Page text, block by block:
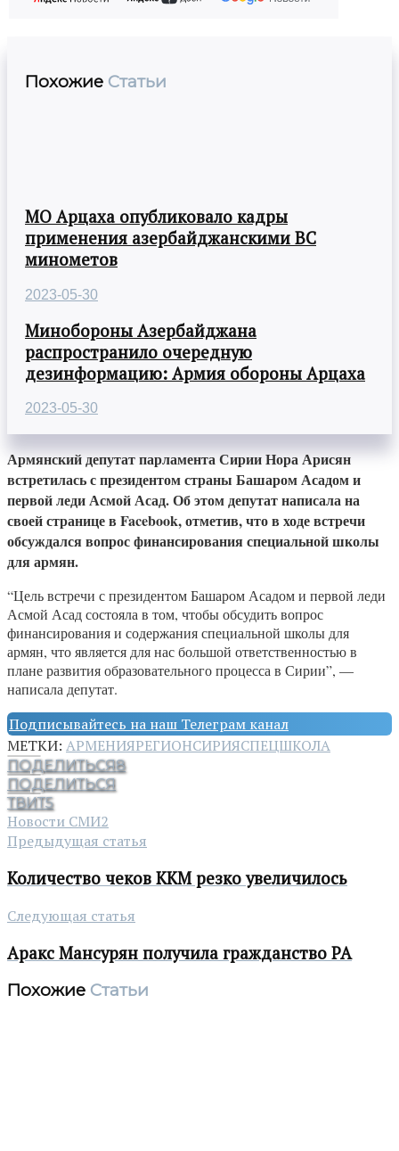
Похожие Статьи
МО Арцаха опубликовало кадры
применения азербайджанскими ВС
минометов
2023-05-30
Минобороны Азербайджана
распространило очередную
дезинформацию: Армия обороны Арцаха
2023-05-30
Армянский депутат парламента Сирии Нора Арисян
встретилась с президентом страны Башаром Асадом и
первой леди Асмой Асад. Об этом депутат написала на
своей странице в Facebook, отметив, что в ходе встречи
обсуждался вопрос финансирования специальной школы
для армян.
“Цель встречи с президентом Башаром Асадом и первой леди
Асмой Асад состояла в том, чтобы обсудить вопрос
финансирования и содержания специальной школы для
армян, что является для нас большой ответственностью в
плане развития образовательного процесса в Сирии”, —
написала депутат.
Подписывайтесь на наш Телеграм канал
МЕТКИ: АРМЕНИЯРЕГИОНСИРИЯСПЕЦШКОЛА
ПОДЕЛИТЬСЯ8
ПОДЕЛИТЬСЯ
ТВИТ5
Новости СМИ2
Предыдущая статья
Количество чеков ККМ резко увеличилось
Следующая статья
Аракс Мансурян получила гражданство РА
Похожие Статьи